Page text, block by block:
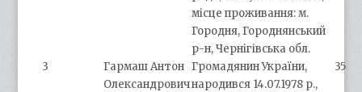
місце проживання: м.
Городня, Городнянський
р-н, Чернігівська обл.
3
Гармаш Антон
Олександрович
Громадянин України,
народився 14.07.1978 р.,
35